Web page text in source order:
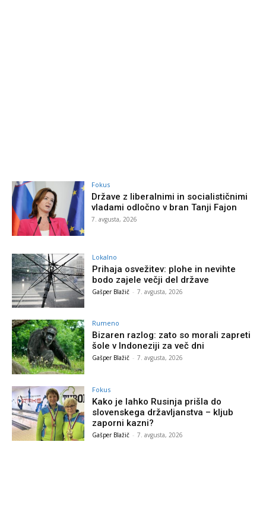
Fokus
Države z liberalnimi in socialističnimi
vladami odločno v bran Tanji Fajon
7. avgusta, 2026
Lokalno
Prihaja osvežitev: plohe in nevihte
bodo zajele večji del države
Gašper Blažič - 7. avgusta, 2026
Rumeno
Bizaren razlog: zato so morali zapreti
šole v Indoneziji za več dni
Gašper Blažič - 7. avgusta, 2026
Fokus
Kako je lahko Rusinja prišla do
slovenskega državljanstva – kljub
zaporni kazni?
Gašper Blažič - 7. avgusta, 2026